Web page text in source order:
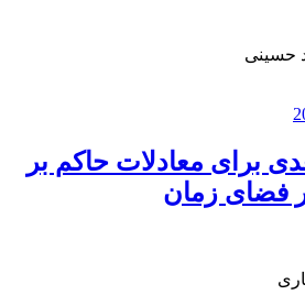
حسینی
برای معادلات حاکم بر
فضای زمان